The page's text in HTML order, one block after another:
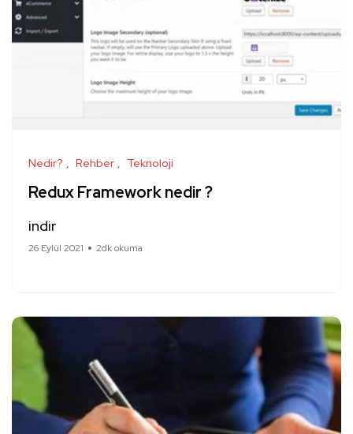
Nedir? Rehber Teknoloji
Redux Framework nedir ?
indir
26 Eylül 2021 2dk okuma